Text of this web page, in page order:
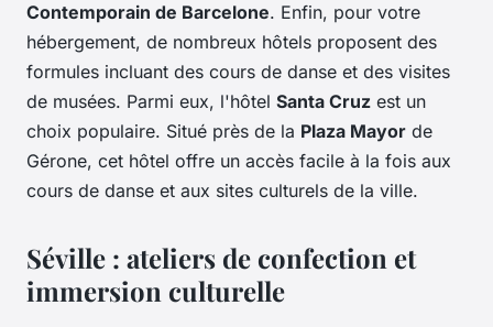
Contemporain de Barcelone. Enfin, pour votre
hébergement, de nombreux hôtels proposent des
formules incluant des cours de danse et des visites
de musées. Parmi eux, l'hôtel Santa Cruz est un
choix populaire. Situé près de la Plaza Mayor de
Gérone, cet hôtel offre un accès facile à la fois aux
cours de danse et aux sites culturels de la ville.
Séville : ateliers de confection et
immersion culturelle